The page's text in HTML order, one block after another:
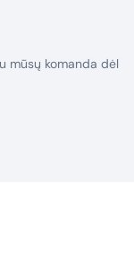
mūsų komanda dėl